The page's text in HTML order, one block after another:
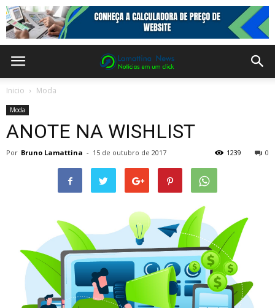
Inicio Moda
Moda
ANOTE NA WISHLIST
Por Bruno Lamattina - 15 de outubro de 2017 0
1239